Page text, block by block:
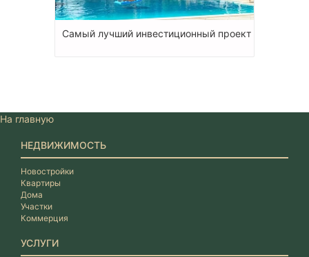
Самый лучший инвестиционный проект
На главную
НЕДВИЖИМОСТЬ
Новостройки
Квартиры
Дома
Участки
Коммерция
УСЛУГИ